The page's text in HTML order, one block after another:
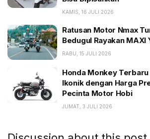
Ratusan Motor Nmax Turbo Serbu
MAXI Yamaha Day Bali
“Selanjutnya, pada 2023, Volta
Saat ini, terdapat 234 battery
(SGB) Volta, di mana 170 sudah
ini, baterai motor bisa ditukar. 2023,
KAMIS, 16 JULI 2026
Ratusan Motor Nmax
Bedugul Rayakan MAXI
RABU, 15 JULI 2026
Honda Monkey
Ikonik dengan Harga
Pecinta Motor Hobi
JUMAT, 3 JULI 2026